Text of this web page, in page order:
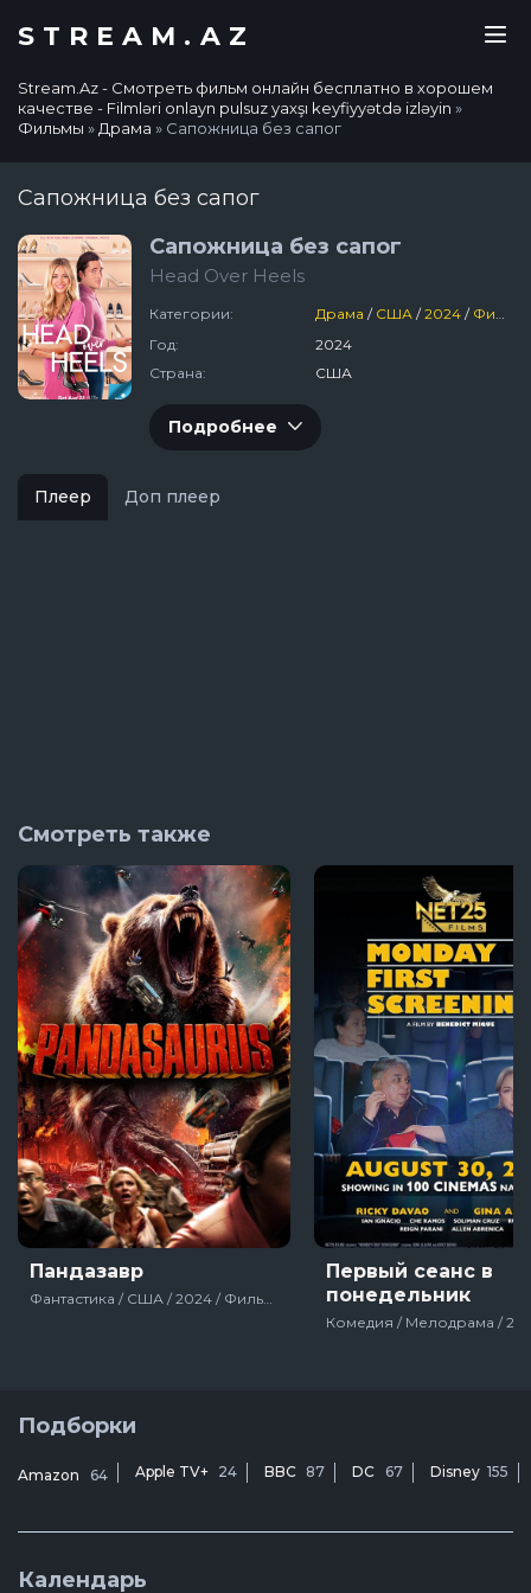
STREAM.AZ
Stream.Az - Смотреть фильм онлайн бесплатно в хорошем
качестве - Filmləri onlayn pulsuz yaxşı keyfiyyətdə izləyin »
Фильмы » Драма » Сапожница без сапог
Сапожница без сапог
Сапожница без сапог
Head Over Heels
Категории: Драма / США /2024 / Фильмы
Год:
2024
Страна:
США
Подробнее
Плеер Доп плеер
Смотреть также
Пандазавр
Первый сеанс в
понедельник
Подборки
Amazon 64 Apple TV+ 24 BBC 87 DC 67 Disney 155
Календарь